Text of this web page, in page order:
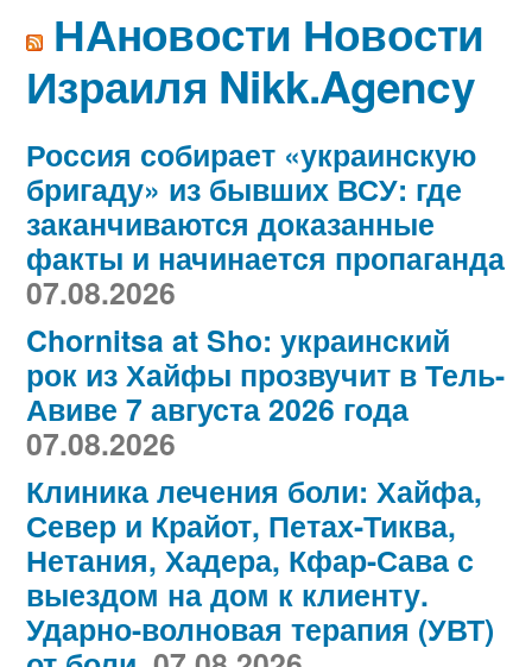
НАновости Новости
Израиля Nikk.Agency
Россия собирает «украинскую
бригаду» из бывших ВСУ: где
заканчиваются доказанные
факты и начинается пропаганда
07.08.2026
Chornitsa at Sho: украинский
рок из Хайфы прозвучит в Тель-
Авиве 7 августа 2026 года
07.08.2026
Клиника лечения боли: Хайфа,
Север и Крайот, Петах-Тиква,
Нетания, Хадера, Кфар-Сава с
выездом на дом к клиенту.
Ударно-волновая терапия (УВТ)